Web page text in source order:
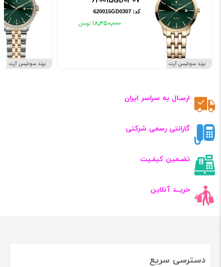
برند سوئیس آرت
کد: 620015GD0307
۱۸٬۳۵۰٬۰۰۰
برند سوئیس آرت
ارسـال به سراسر ایران
گارانتی رسمی شرکتی
تضـمین کیفـیت
خریــد آنلاین
دسترسی سریع